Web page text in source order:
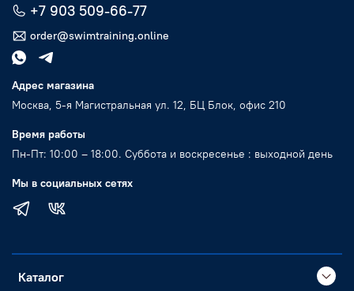
+7 903 509-66-77
order@swimtraining.online
Адрес магазина
Москва, 5-я Магистральная ул. 12, БЦ Блок, офис 210
Время работы
Пн-Пт: 10:00 – 18:00. Суббота и воскресенье : выходной день
Мы в социальных сетях
Каталог